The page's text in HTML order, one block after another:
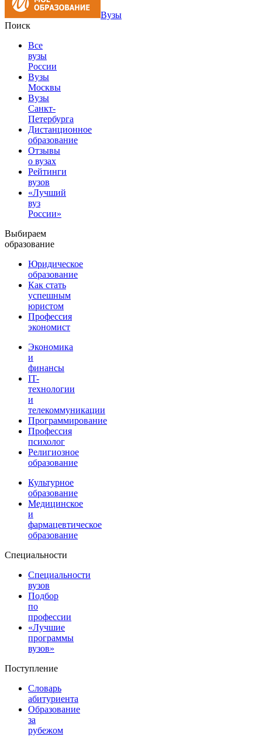
Вузы
Поиск
Все
вузы
России
Вузы
Москвы
Вузы
Санкт-
Петербурга
Дистанционное
образование
Отзывы
о вузах
Рейтинги
вузов
«Лучший
вуз
России»
Выбираем
образование
Юридическое
образование
Как стать
успешным
юристом
Профессия
экономист
Экономика
и
финансы
IT-
технологии
и
телекоммуникации
Программирование
Профессия
психолог
Религиозное
образование
Культурное
образование
Медицинское
и
фармацевтическое
образование
Специальности
Специальности
вузов
Подбор
по
профессии
«Лучшие
программы
вузов»
Поступление
Словарь
абитуриента
Образование
за
рубежом